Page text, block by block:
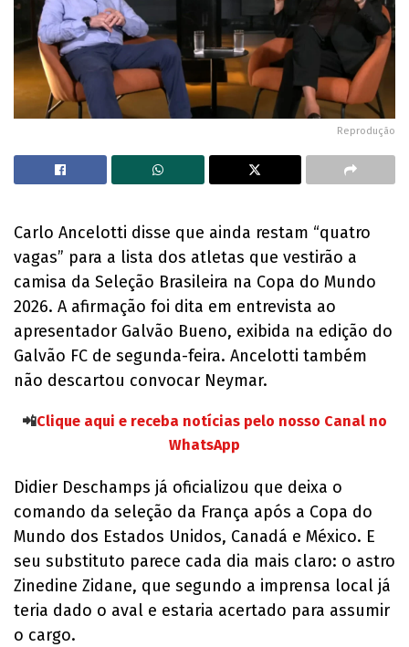
Reprodução
Carlo Ancelotti disse que ainda restam “quatro
vagas” para a lista dos atletas que vestirão a
camisa da Seleção Brasileira na Copa do Mundo
2026. A afirmação foi dita em entrevista ao
apresentador Galvão Bueno, exibida na edição do
Galvão FC de segunda-feira. Ancelotti também
não descartou convocar Neymar.
📲Clique aqui e receba notícias pelo nosso Canal no
WhatsApp
Didier Deschamps já oficializou que deixa o
comando da seleção da França após a Copa do
Mundo dos Estados Unidos, Canadá e México. E
seu substituto parece cada dia mais claro: o astro
Zinedine Zidane, que segundo a imprensa local já
teria dado o aval e estaria acertado para assumir
o cargo.